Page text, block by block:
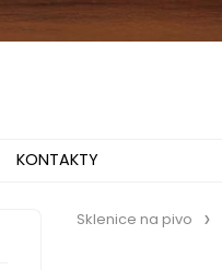
KONTAKTY
Sklenice na pivo